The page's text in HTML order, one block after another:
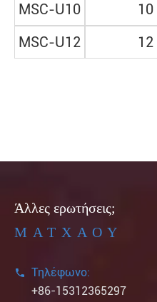
MSC-U10
10
MSC-U12
12
Άλλες ερωτήσεις;
ΜΑΤΧΑΟΥ

Τηλέφωνο:
+86-15312365297